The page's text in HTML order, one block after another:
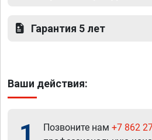
Гарантия 5 лет
Ваши действия:
1 Позвоните нам +7 862